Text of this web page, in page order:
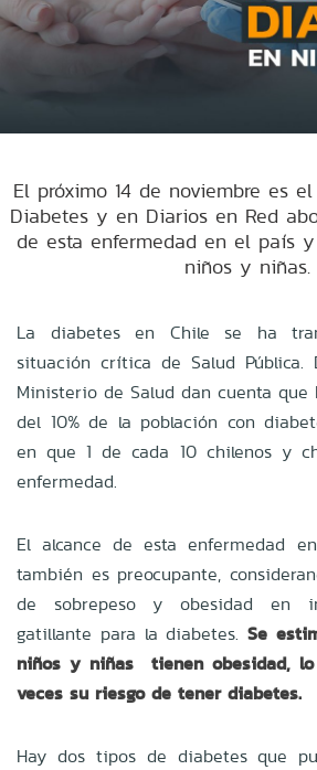
El próximo 14 de noviembre es
Diabetes y en Diarios en Red
de esta enfermedad en el país
niños y niñas.
La diabetes en Chile se ha
situación crítica de Salud Pública.
Ministerio de Salud dan cuenta que
del 10% de la población con
en que 1 de cada 10 chilenos y
enfermedad.
El alcance de esta enfermedad
también es preocupante,
de sobrepeso y obesidad en
gatillante para la diabetes.Se
niños y niñas tienen obesidad,
veces su riesgo de tener diabetes.
Hay dos tipos de diabetes que